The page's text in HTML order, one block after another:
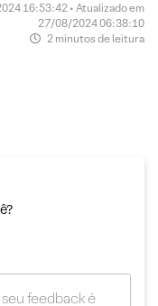
16:53:42 • Atualizado em
27/08/2024 06:38:10
2 minutos de leitura